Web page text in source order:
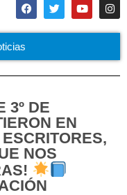
3º DE
EN
NOS